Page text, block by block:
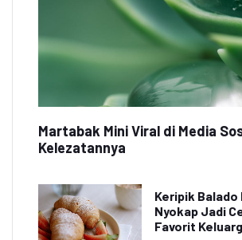
Martabak Mini Viral di Media
Kelezatannya
Keripik Balado
Nyokap Jadi
Favorit